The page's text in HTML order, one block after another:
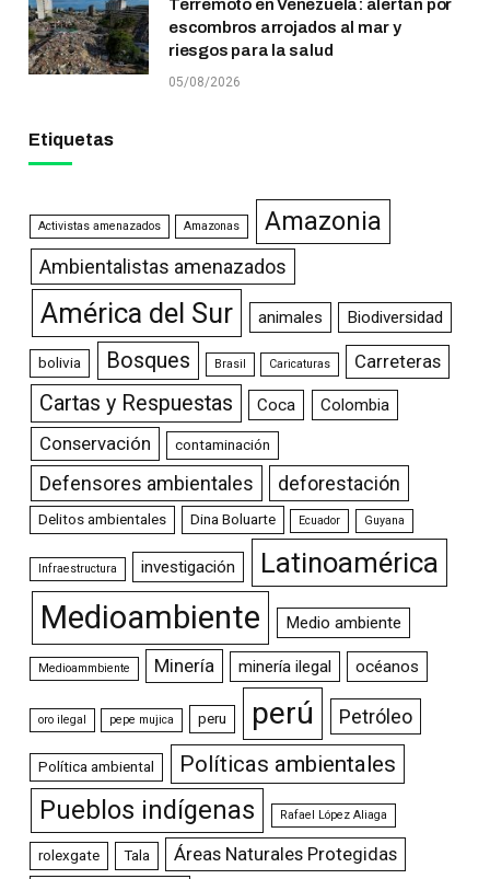
Terremoto en Venezuela: alertan por
escombros arrojados al mar y
riesgos para la salud
05/08/2026
Etiquetas
Activistas amenazados Amazonas Amazonia
Ambientalistas amenazados
América del Sur animales Biodiversidad
bolivia Bosques Brasil Caricaturas Carreteras
Cartas y Respuestas Coca Colombia
Conservación contaminación
Defensores ambientales deforestación
Delitos ambientales Dina Boluarte Ecuador Guyana
Infraestructura investigación Latinoamérica
Medioambiente Medio ambiente
Medioammbiente Minería minería ilegal océanos
oro ilegal pepe mujica peru perú Petróleo
Política ambiental Políticas ambientales
Pueblos indígenas Rafael López Aliaga
rolexgate Tala Áreas Naturales Protegidas